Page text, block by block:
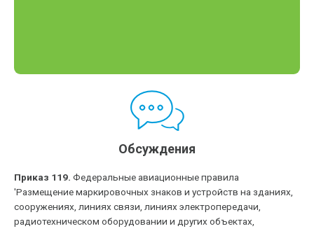
Обсуждения
Приказ 119. Федеральные авиационные правила
'Размещение маркировочных знаков и устройств на зданиях,
сооружениях, линиях связи, линиях электропередачи,
радиотехническом оборудовании и других объектах,